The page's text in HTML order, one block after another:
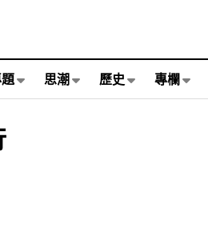
思潮 歷史 專欄